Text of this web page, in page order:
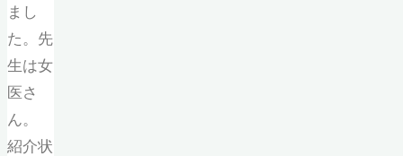
まし
た。先
生は女
医さ
ん。
紹介状